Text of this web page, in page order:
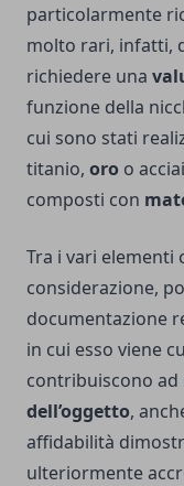
particolarmente
molto rari, infatti,
richiedere una
funzione della
cui sono stati
titanio, oro o
composti con
Tra i vari elementi
considerazione,
documentazione
in cui esso viene
contribuiscono ad
dell’oggetto,
affidabilità
ulteriormente